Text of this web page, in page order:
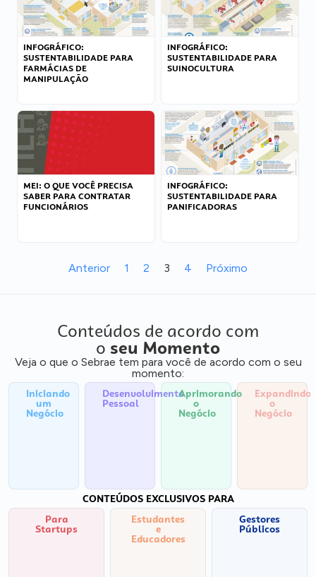
INFOGRÁFICO:
SUSTENTABILIDADE PARA
FARMÁCIAS DE
MANIPULAÇÃO
INFOGRÁFICO:
SUSTENTABILIDADE PARA
SUINOCULTURA
MEI: O QUE VOCÊ PRECISA
SABER PARA CONTRATAR
FUNCIONÁRIOS
INFOGRÁFICO:
SUSTENTABILIDADE PARA
PANIFICADORAS
Anterior 1 2 3 4 Próximo
Conteúdos de acordo com
o seu Momento
Veja o que o Sebrae tem para você de acordo com o seu
momento:
Iniciando
um
Negócio
Desenvolvimento
Pessoal
Aprimorando
o
Negócio
Expandindo
o
Negócio
CONTEÚDOS EXCLUSIVOS PARA
Para
Startups
Estudantes
e
Educadores
Gestores
Públicos